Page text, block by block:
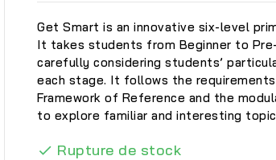
Get Smart is an innovative six-level
It takes students from Beginner to
carefully considering students’
each stage. It follows the
Framework of Reference and the
to explore familiar and interesting
 Rupture de stock